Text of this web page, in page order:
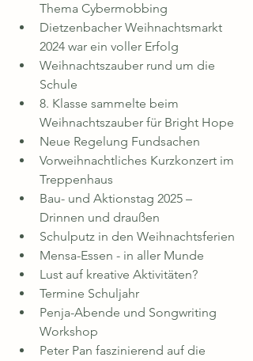
Thema Cybermobbing
Dietzenbacher Weihnachtsmarkt
2024 war ein voller Erfolg
Weihnachtszauber rund um die
Schule
8. Klasse sammelte beim
Weihnachtszauber für Bright Hope
Neue Regelung Fundsachen
Vorweihnachtliches Kurzkonzert im
Treppenhaus
Bau- und Aktionstag 2025 –
Drinnen und draußen
Schulputz in den Weihnachtsferien
Mensa-Essen - in aller Munde
Lust auf kreative Aktivitäten?
Termine Schuljahr
Penja-Abende und Songwriting
Workshop
Peter Pan faszinierend auf die